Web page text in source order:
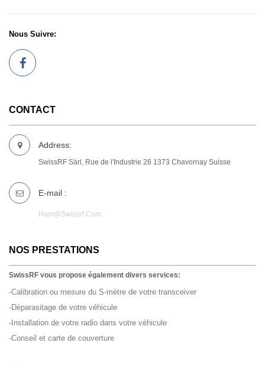
Nous Suivre:
CONTACT
Address:
SwissRF Sàrl, Rue de l'Industrie 26 1373 Chavornay Suisse
E-mail :
Ham@swissrf.com
NOS PRESTATIONS
SwissRF vous propose également divers services:
-Calibration ou mesure du S-mètre de votre transceiver
-Déparasitage de votre véhicule
-Installation de votre radio dans votre véhicule
-Conseil et carte de couverture